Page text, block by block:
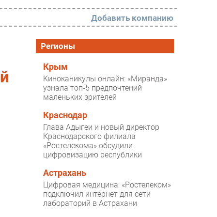
РАЗДЕЛЫ
Новости
Аналитика
Интервью
Мероприятия
Проекты
IT класс
Каталог компаний
Добавить компанию
Регионы
Крым
Киноканикулы онлайн: «Миранда»
узнала топ-5 предпочтений
маленьких зрителей
Краснодар
Глава Адыгеи и новый директор
Краснодарского филиала
«Ростелекома» обсудили
цифровизацию республики
Астрахань
Цифровая медицина: «Ростелеком»
подключил интернет для сети
лабораторий в Астрахани